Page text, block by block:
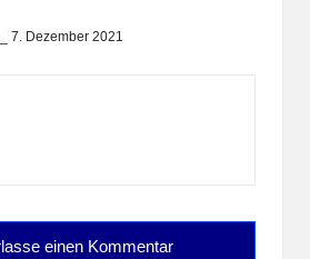
7. Dezember 2021
einen Kommentar